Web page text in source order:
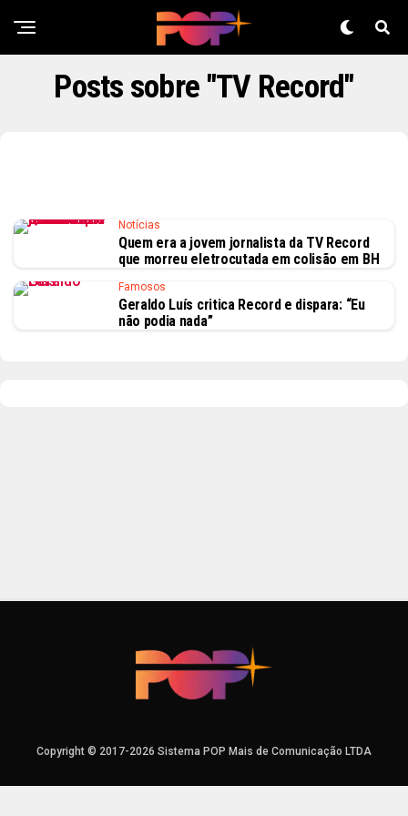
Posts sobre "TV Record"
Notícias
Quem era a jovem jornalista da TV Record
que morreu eletrocutada em colisão em BH
Famosos
Geraldo Luís critica Record e dispara: “Eu
não podia nada”
Copyright © 2017-2026 Sistema POP Mais de Comunicação LTDA